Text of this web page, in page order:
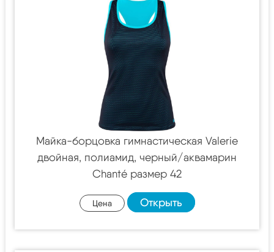
Майка-борцовка гимнастическая Valerie
двойная, полиамид, черный/аквамарин
Chanté размер 42
Цена Открыть